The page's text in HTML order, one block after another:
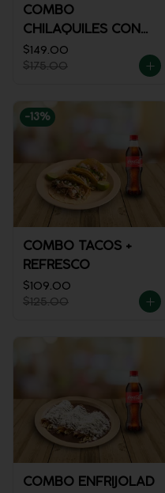
COMBO
CHILAQUILES CON
MACIZA + JUGO DE
NARANJA
$149.00
$175.00
-13%
COMBO TACOS +
REFRESCO
$109.00
$125.00
COMBO ENFRIJOLAD